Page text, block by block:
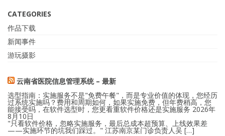
CATEGORIES
作品下载
新闻事件
游玩摄影
云南省医院信息管理系统 – 最新
选型指南：实施服务不是"免费午餐"，而是专业价值的体现，您经历
过系统实施吗？费用和周期如何，如果实施免费，但年费稍高，您
能接受吗，在软件选型时，您更看重软件价格还是实施服务 2026年
8月10日
"只看软件价格，忽略实施服务，最后总成本超预算、上线效果差
——实施环节的坑我们踩过。" 江苏南京某门诊负责人吴 […]